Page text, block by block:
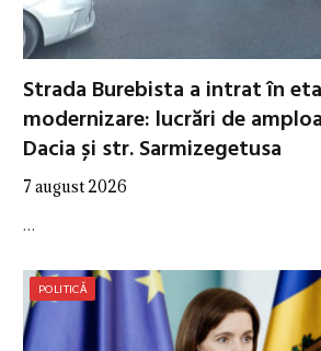
Strada Burebista a intrat în
modernizare: lucrări de
Dacia și str. Sarmizegetusa
7 august 2026
…
POLITICĂ